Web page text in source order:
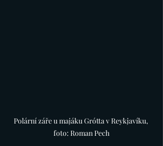
Polární záře u majáku Grótta v Reykjavíku,
foto: Roman Pech